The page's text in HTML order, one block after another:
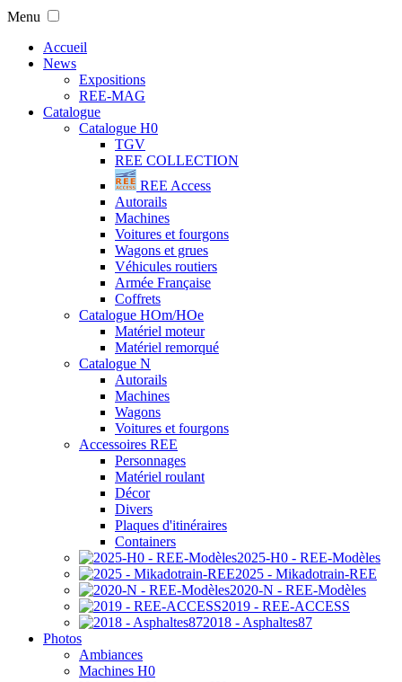
Menu
Accueil
News
Expositions
REE-MAG
Catalogue
Catalogue H0
TGV
REE COLLECTION
REE Access
Autorails
Machines
Voitures et fourgons
Wagons et grues
Véhicules routiers
Armée Française
Coffrets
Catalogue HOm/HOe
Matériel moteur
Matériel remorqué
Catalogue N
Autorails
Machines
Wagons
Voitures et fourgons
Accessoires REE
Personnages
Matériel roulant
Décor
Divers
Plaques d'itinéraires
Containers
2025-H0 - REE-Modèles
2025 - Mikadotrain-REE
2020-N - REE-Modèles
2019 - REE-ACCESS
2018 - Asphaltes87
Photos
Ambiances
Machines H0